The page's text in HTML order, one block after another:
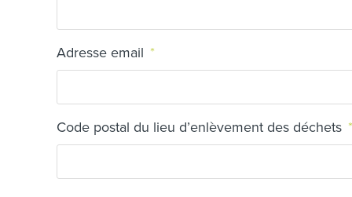
Adresse email *
Code postal du lieu d’enlèvement des déchets *